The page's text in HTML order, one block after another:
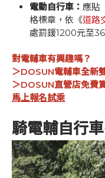
電動自行車： 應貼
格標章，依《道路
處罰鍰1200元至
對電輔車有興趣嗎？
＞DOSUN電輔車全新
＞DOSUN直營店免費
馬上報名試乘
騎電輔自行